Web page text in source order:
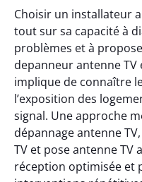
Choisir un installateur
tout sur sa capacité à
problèmes et à
depanneur antenne TV
implique de connaître
l’exposition des
signal. Une approche
dépannage antenne
TV et pose antenne TV
réception optimisée et